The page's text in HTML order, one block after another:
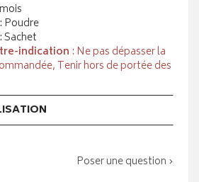
: Poudre
: Sachet
indication : Ne pas dépasser la
Tenir hors de portée des
Poser une question ›